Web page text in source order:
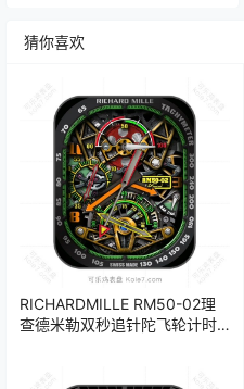
猜你喜欢
RICHARDMILLE RM50-02理
查德米勒双秒追针陀飞轮计时